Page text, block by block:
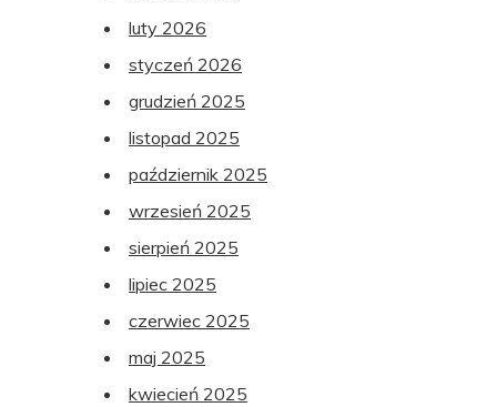
luty 2026
styczeń 2026
grudzień 2025
listopad 2025
październik 2025
wrzesień 2025
sierpień 2025
lipiec 2025
czerwiec 2025
maj 2025
kwiecień 2025